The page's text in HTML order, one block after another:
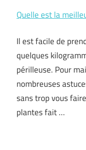
Quelle est la
Il est facile de
quelques
périlleuse. Pour
nombreuses
sans trop vous
plantes fait …